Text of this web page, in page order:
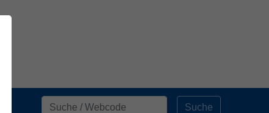
Suche